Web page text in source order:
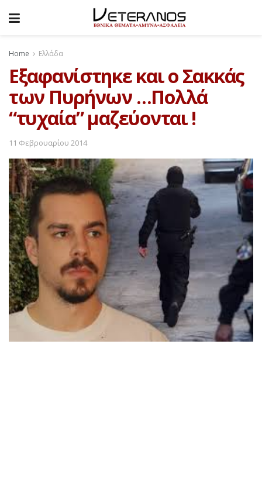
Home Ελλάδα
Εξαφανίστηκε και ο Σακκάς
των Πυρήνων …Πολλά
“τυχαία” μαζεύονται !
11 Φεβρουαρίου 2014